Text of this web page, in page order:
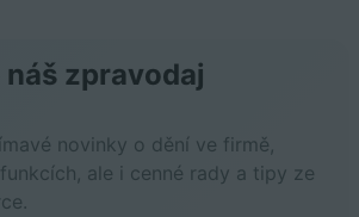
zpravodaj
novinky o dění ve firmě,
ale i cenné rady a tipy ze